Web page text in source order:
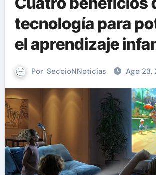
tecnología para
el aprendizaje
Por SeccioNNoticias Ago 23,